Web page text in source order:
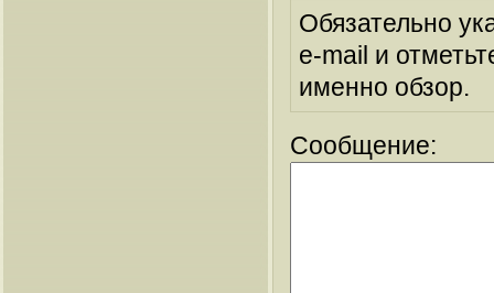
Обязательно
e-mail и
именно обзор.
Сообщение: